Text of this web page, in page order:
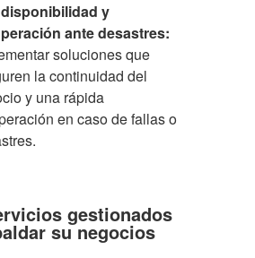
y
ante desastres:
soluciones que
la continuidad del
y una rápida
en caso de fallas o
gestionados
su negocios